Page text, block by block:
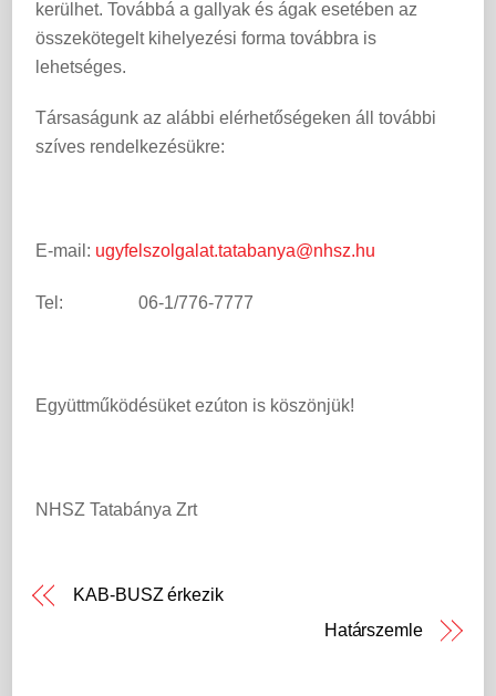
kerülhet. Továbbá a gallyak és ágak esetében az
összekötegelt kihelyezési forma továbbra is
lehetséges.
Társaságunk az alábbi elérhetőségeken áll további
szíves rendelkezésükre:
E-mail: ugyfelszolgalat.tatabanya@nhsz.hu
Tel: 06-1/776-7777
Együttműködésüket ezúton is köszönjük!
NHSZ Tatabánya Zrt
KAB-BUSZ érkezik
Határszemle